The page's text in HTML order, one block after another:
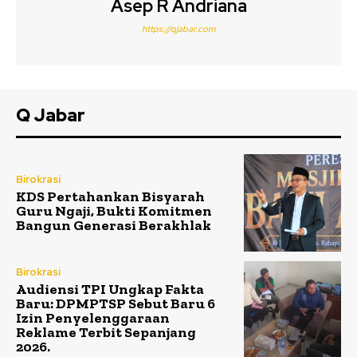
Asep R Andriana
https://qjabar.com
Q Jabar
Birokrasi
KDS Pertahankan Bisyarah
Guru Ngaji, Bukti Komitmen
Bangun Generasi Berakhlak
Birokrasi
Audiensi TPI Ungkap Fakta
Baru: DPMPTSP Sebut Baru 6
Izin Penyelenggaraan
Reklame Terbit Sepanjang
2026.